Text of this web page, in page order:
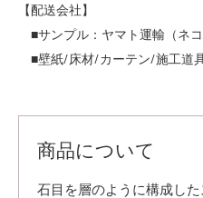
【配送会社】
■サンプル：ヤマト運輸（ネコ
■壁紙/床材/カーテン/施工道
商品について
石目を層のように構成し